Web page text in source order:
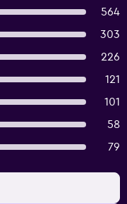
564
303
226
121
101
58
79